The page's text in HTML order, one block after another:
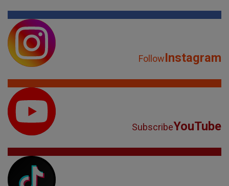
FollowInstagram
SubscribeYouTube